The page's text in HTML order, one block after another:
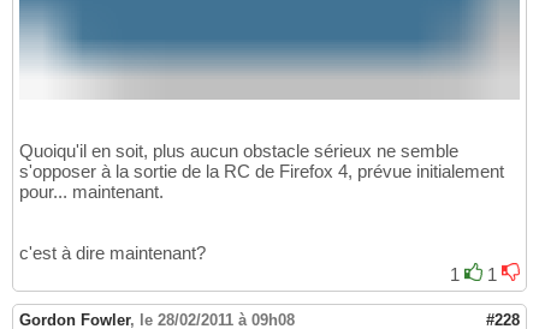
Quoiqu'il en soit, plus aucun obstacle sérieux ne semble
s'opposer à la sortie de la RC de Firefox 4, prévue initialement
pour... maintenant.
c'est à dire maintenant?
1
1
Gordon Fowler, le 28/02/2011 à 09h08 #228